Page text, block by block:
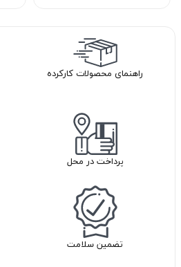
راهنمای محصولات کارکرده
پرداخت در محل
تضمین سلامت